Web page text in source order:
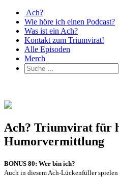
Ach?
Wie höre ich einen Podcast?
Was ist ein Ach?
Kontakt zum Triumvirat!
Alle Episoden
Merch
Ach? Triumvirat für
Humorvermittlung
BONUS 80: Wer bin ich?
Auch in diesem Ach-Lückenfüller